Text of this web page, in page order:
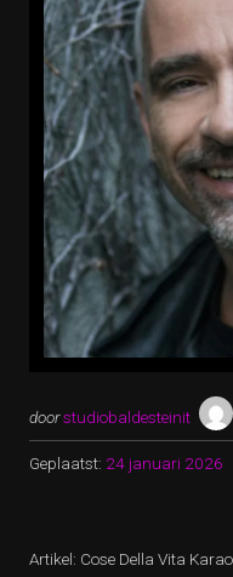
doorstudiobaldesteinit
Geplaatst: 24 januari 2026
Artikel: Cose Della Vita